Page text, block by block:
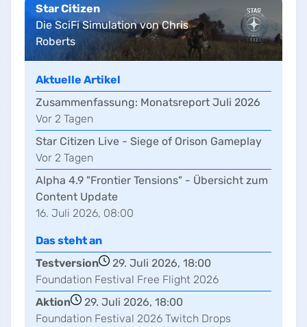
Star Citizen
Die SciFi Simulation von Chris
Roberts
Aktuelle Artikel
Zusammenfassung: Monatsreport Juli 2026
Vor 2 Tagen
Star Citizen Live - Siege of Orison Gameplay
Vor 2 Tagen
Alpha 4.9 "Frontier Tensions" - Übersicht zum
Content Update
16. Juli 2026, 08:00
Das steht an
Testversion
29. Juli 2026, 18:00
Foundation Festival Free Flight 2026
Aktion
29. Juli 2026, 18:00
Foundation Festival 2026 Twitch Drops